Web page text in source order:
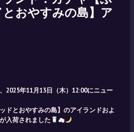
おやすみの島】ア
2025年11月13日（木）12:00にニュー
ドとおやすみの島】のアイランドおよ
入荷されました
☁